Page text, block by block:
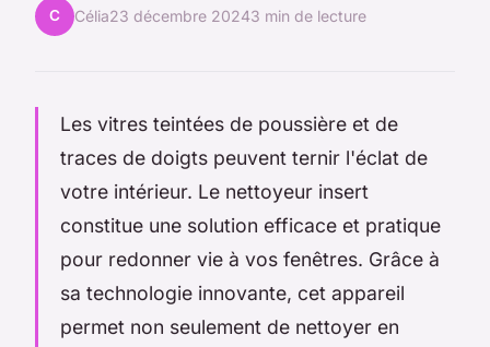
C Célia23 décembre 20243 min de lecture
Les vitres teintées de poussière et de
traces de doigts peuvent ternir l'éclat de
votre intérieur. Le nettoyeur insert
constitue une solution efficace et pratique
pour redonner vie à vos fenêtres. Grâce à
sa technologie innovante, cet appareil
permet non seulement de nettoyer en